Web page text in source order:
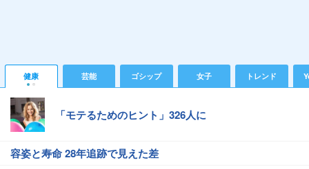
健康 芸能 ゴシップ 女子 トレンド
「モテるためのヒント」326人に
容姿と寿命 28年追跡で見えた差